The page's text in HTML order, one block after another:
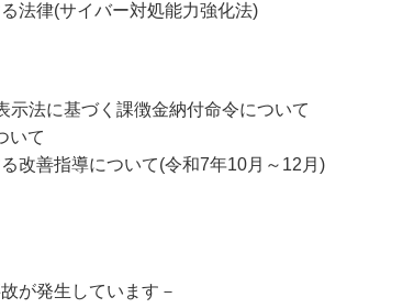
法律(サイバー対処能力強化法)
法に基づく課徴金納付命令について
いて
改善指導について(令和7年10月～12月)
が発生しています－